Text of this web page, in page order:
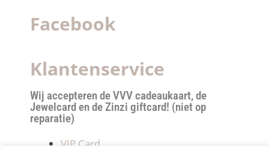
Facebook
Klantenservice
Wij accepteren de VVV cadeaukaart, de
Jewelcard en de Zinzi giftcard! (niet op
reparatie)
VIP Card